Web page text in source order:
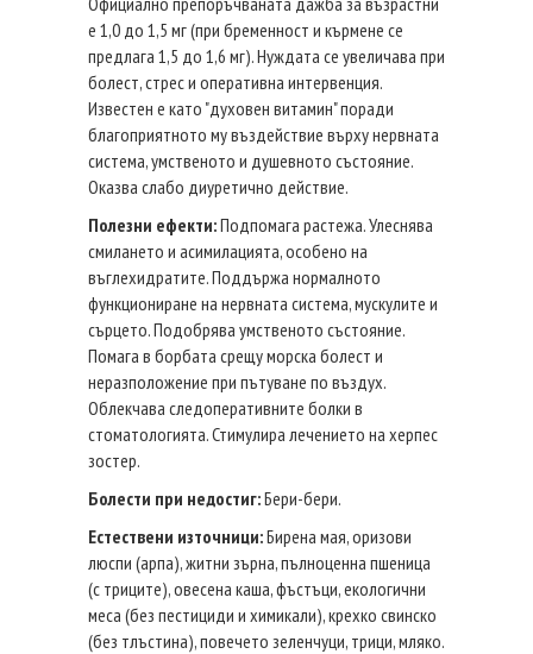
е 1,0 до 1,5 мг (при бременност и кърмене се
предлага 1,5 до 1,6 мг). Нуждата се увеличава при
болест, стрес и оперативна интервенция.
Известен е като "духовен витамин" поради
благоприятното му въздействие върху нервната
система, умственото и душевното състояние.
Оказва слабо диуретично действие.
Полезни ефекти:Подпомага растежа. Улеснява
смилането и асимилацията, особено на
въглехидратите. Поддържа нормалното
функциониране на нервната система, мускулите и
сърцето. Подобрява умственото състояние.
Помага в борбата срещу морска болест и
неразположение при пътуване по въздух.
Облекчава следоперативните болки в
стоматологията. Стимулира лечението на херпес
зостер.
Болести при недостиг:Бери-бери.
Естествени източници:Бирена мая, оризови
люспи (арпа), житни зърна, пълноценна пшеница
(с триците), овесена каша, фъстъци, екологични
меса (без пестициди и химикали), крехко свинско
(без тлъстина), повечето зеленчуци, трици, мляко.